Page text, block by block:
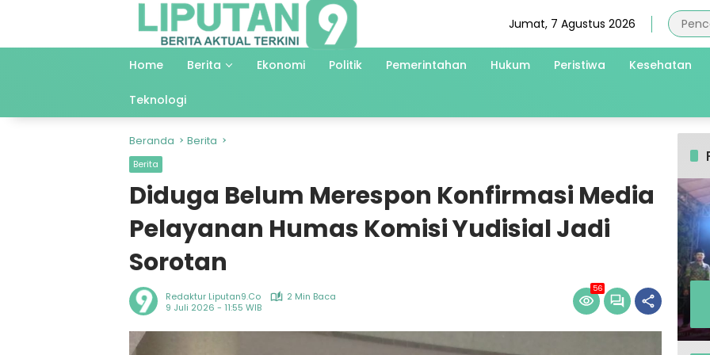
Jumat, 7 Agustus 2026
Home Berita Ekonomi Politik Pemerintahan Hukum Peristiwa Kesehatan
Teknologi
Beranda Berita
Berita
Diduga Belum Merespon Konfirmasi Media
Pelayanan Humas Komisi Yudisial Jadi
Sorotan
Redaktur Liputan9.co
2 Min Baca
9 Juli 2026 - 11:55 WIB
56